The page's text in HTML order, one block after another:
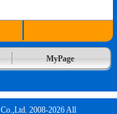
MyPage
2008-2026 All